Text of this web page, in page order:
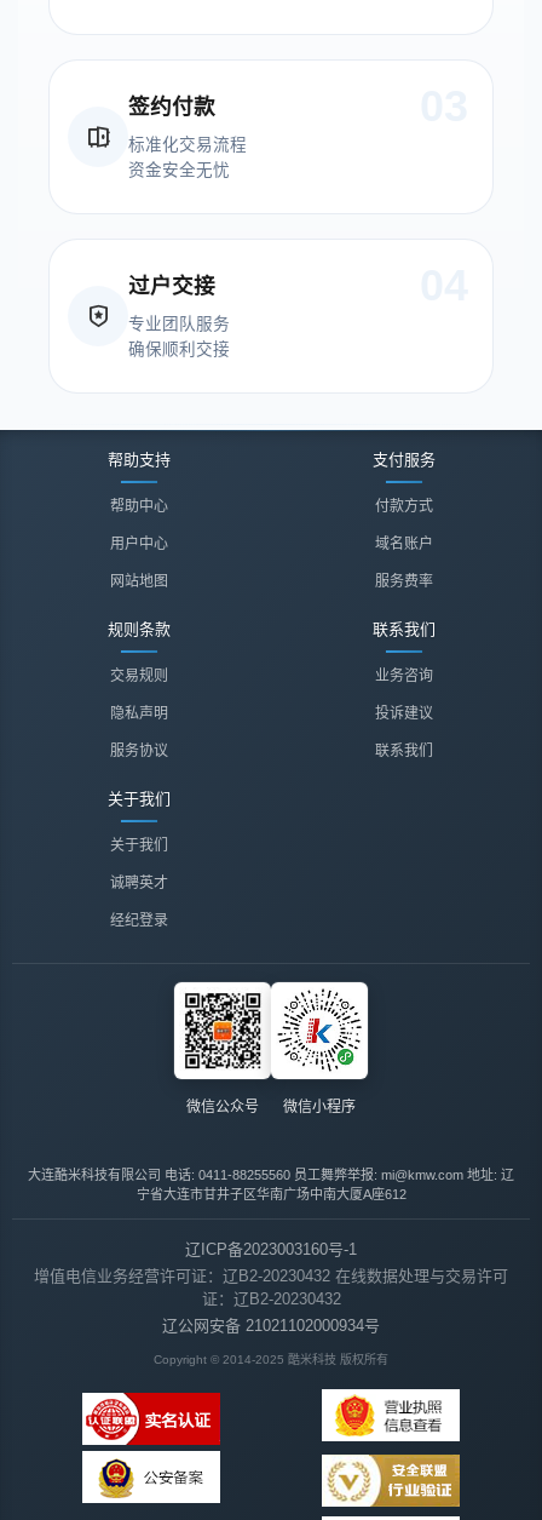
签约付款
标准化交易流程
资金安全无忧
过户交接
专业团队服务
确保顺利交接
帮助支持
帮助中心
用户中心
网站地图
支付服务
付款方式
域名账户
服务费率
规则条款
交易规则
隐私声明
服务协议
联系我们
业务咨询
投诉建议
联系我们
关于我们
关于我们
诚聘英才
经纪登录
微信公众号 微信小程序
大连酷米科技有限公司 电话: 0411-88255560 员工舞弊举报: mi@kmw.com 地址: 辽
宁省大连市甘井子区华南广场中南大厦A座612
辽ICP备2023003160号-1
增值电信业务经营许可证：辽B2-20230432 在线数据处理与交易许可
证：辽B2-20230432
辽公网安备 21021102000934号
Copyright © 2014-2025 酷米科技 版权所有